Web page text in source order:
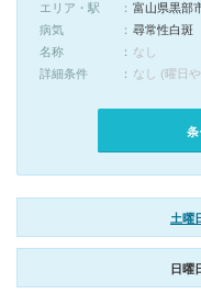
エリア・駅
富山県黒部
病気
尋常性白斑
名称
なし
詳細条件
なし (曜日
土曜
日曜